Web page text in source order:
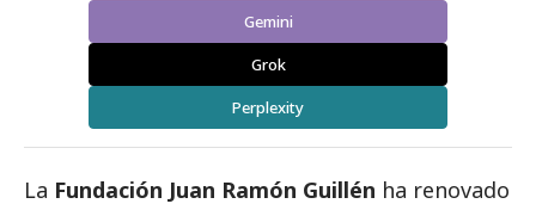
Gemini
Grok
Perplexity
La Fundación Juan Ramón Guillén ha renovado